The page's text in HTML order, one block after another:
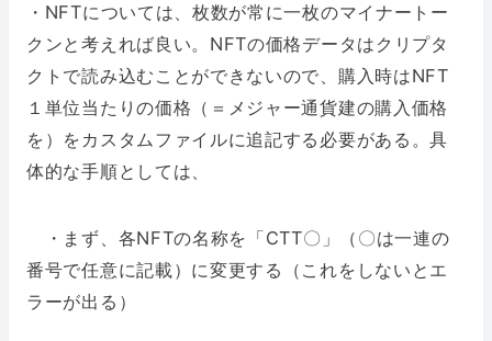
・NFTについては、枚数が常に一枚のマイナートー
クンと考えれば良い。NFTの価格データはクリプタ
クトで読み込むことができないので、購入時はNFT
１単位当たりの価格（＝メジャー通貨建の購入価格
を）をカスタムファイルに追記する必要がある。具
体的な手順としては、
・まず、各NFTの名称を「CTT〇」（〇は一連の
番号で任意に記載）に変更する（これをしないとエ
ラーが出る）